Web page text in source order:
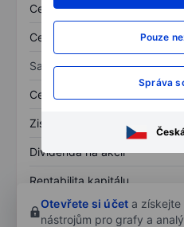
Pouze
Správa
Celková aktiva
Celkový dluh
Sazby
Cena/tržby
Zisk na akcii
Dividenda na akcii
Rentabilita kapitálu
Otevřete si účet a
nástrojům pro grafy a